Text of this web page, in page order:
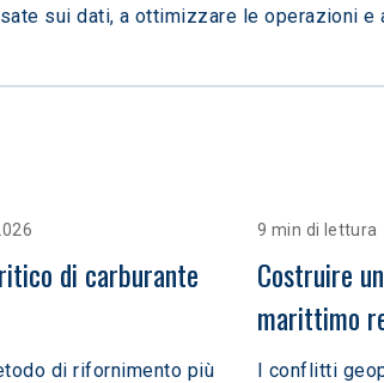
sui dati, a ottimizzare le operazioni
di carburante
di rifornimento più
9 min di lettura
Costruire
marittimo
I conflitti